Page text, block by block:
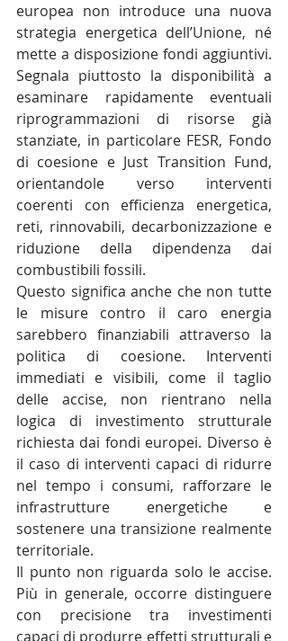
europea non introduce una nuova
strategia energetica dell’Unione, né
mette a disposizione fondi aggiuntivi.
Segnala piuttosto la disponibilità a
esaminare rapidamente eventuali
riprogrammazioni di risorse già
stanziate, in particolare FESR, Fondo
di coesione e Just Transition Fund,
orientandole verso interventi
coerenti con efficienza energetica,
reti, rinnovabili, decarbonizzazione e
riduzione della dipendenza dai
combustibili fossili.
Questo significa anche che non tutte
le misure contro il caro energia
sarebbero finanziabili attraverso la
politica di coesione. Interventi
immediati e visibili, come il taglio
delle accise, non rientrano nella
logica di investimento strutturale
richiesta dai fondi europei. Diverso è
il caso di interventi capaci di ridurre
nel tempo i consumi, rafforzare le
infrastrutture energetiche e
sostenere una transizione realmente
territoriale.
Il punto non riguarda solo le accise.
Più in generale, occorre distinguere
con precisione tra investimenti
capaci di produrre effetti strutturali e